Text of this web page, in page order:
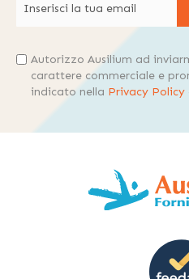
Autorizzo Ausilium ad
carattere commerciale e
indicato nella Privacy Policy